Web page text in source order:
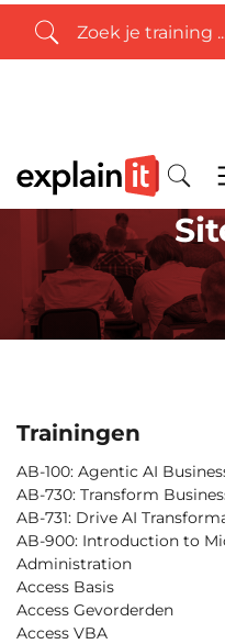
Trainingen
AB-100: Agentic AI
AB-730: Transform
AB-731: Drive AI
AB-900: Introduction to
Administration
Access Basis
Access Gevorderden
Access VBA